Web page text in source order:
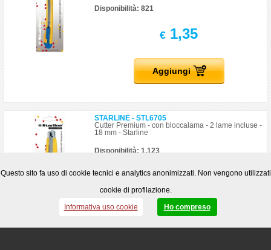
Disponibilità: 821
€ 1,35
Aggiungi
STARLINE - STL6705
Cutter Premium - con bloccalama - 2 lame incluse -
18 mm - Starline
Disponibilità: 1.123
€2,02
Aggiungi
Questo sito fa uso di cookie tecnici e analytics anonimizzati. Non vengono utilizzati
cookie di profilazione.
Informativa uso cookie
Ho compreso